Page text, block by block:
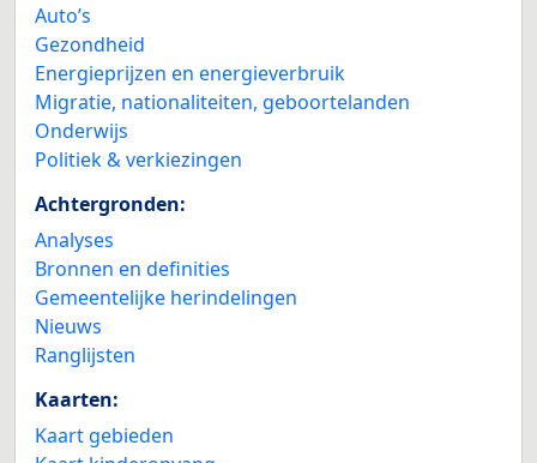
Auto’s
Gezondheid
Energieprijzen en energieverbruik
Migratie, nationaliteiten, geboortelanden
Onderwijs
Politiek & verkiezingen
Achtergronden:
Analyses
Bronnen en definities
Gemeentelijke herindelingen
Nieuws
Ranglijsten
Kaarten:
Kaart gebieden